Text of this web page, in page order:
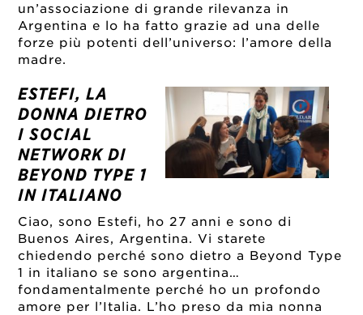
un’associazione di grande rilevanza in
Argentina e lo ha fatto grazie ad una delle
forze più potenti dell’universo: l’amore della
madre.
ESTEFI, LA
DONNA DIETRO
I SOCIAL
NETWORK DI
BEYOND TYPE 1
IN ITALIANO
Ciao, sono Estefi, ho 27 anni e sono di
Buenos Aires, Argentina. Vi starete
chiedendo perché sono dietro a Beyond Type
1 in italiano se sono argentina…
fondamentalmente perché ho un profondo
amore per l’Italia. L’ho preso da mia nonna